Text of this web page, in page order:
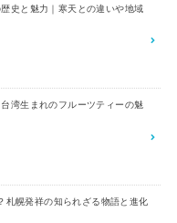
史と魅力｜寒天との違いや地域
湾生まれのフルーツティーの魅
札幌発祥の知られざる物語と進化